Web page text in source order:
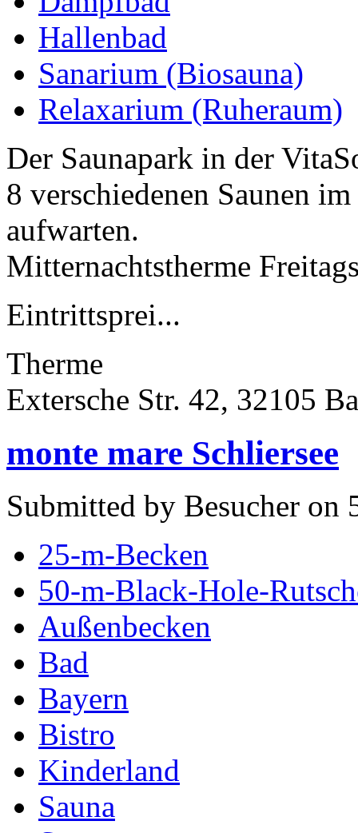
Hallenbad
Sanarium (Biosauna)
Relaxarium (Ruheraum)
Der Saunapark in der
8 verschiedenen Saunen
aufwarten.
Mitternachtstherme
Eintrittsprei...
Therme
Extersche Str. 42, 32105
monte mare Schliersee
Submitted by Besucher
25-m-Becken
50-m-Black-Hole-
Außenbecken
Bad
Bayern
Bistro
Kinderland
Sauna